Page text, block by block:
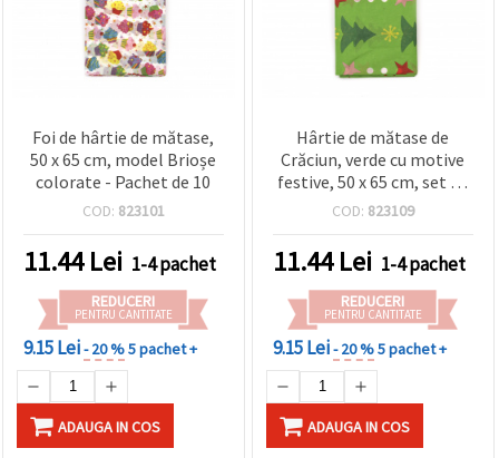
Foi de hârtie de mătase,
50 x 65 cm, model Brioșe
colorate - Pachet de 10
COD: 823101
11.44Lei 1-4 pachet
REDUCERI
PENTRU CANTITATE
9.15 Lei- 20 %5 pachet +
ADAUGA IN COS
Hârtie de mătase de
Crăciun, verde cu motive
festive, 50 x 65 cm, set 10
foi
COD: 823109
11.44Lei 1-4 pachet
REDUCERI
PENTRU CANTITATE
9.15 Lei- 20 %5 pachet +
ADAUGA IN COS